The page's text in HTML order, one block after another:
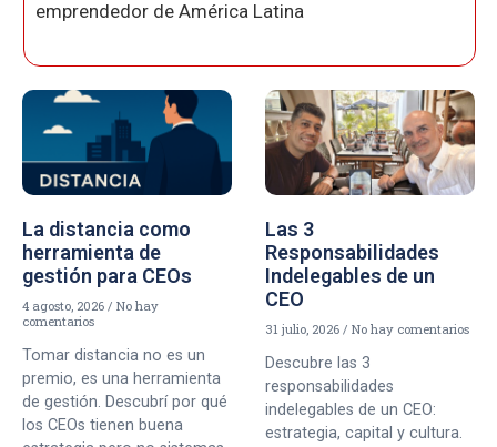
emprendedor de América Latina
La distancia como
herramienta de
gestión para CEOs
4 agosto, 2026
No hay
comentarios
Tomar distancia no es un
premio, es una herramienta
de gestión. Descubrí por qué
los CEOs tienen buena
Las 3
Responsabilidades
Indelegables de un
CEO
31 julio, 2026 No hay comentarios
Descubre las 3
responsabilidades
indelegables de un CEO:
estrategia, capital y cultura.